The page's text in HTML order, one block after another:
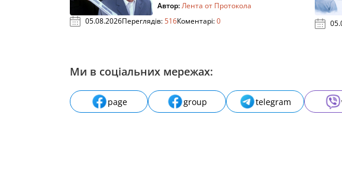
Автор:Лента от Протокола
05.08.2026Переглядів:516Коментарі:0
Ми в соціальних мережах:
page group telegram